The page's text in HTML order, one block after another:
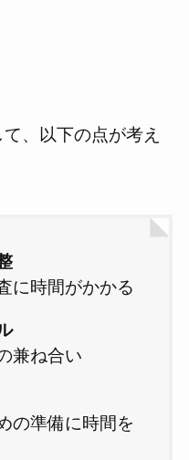
、以下の点が考え
に時間がかかる
兼ね合い
の準備に時間を